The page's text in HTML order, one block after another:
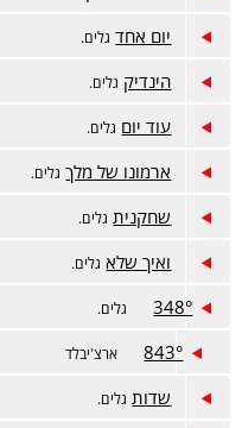
יום אחד גלים.
הינדיק גלים.
עוד יום גלים.
ארמונו של מלך גלים.
שחקנית גלים.
ואיך שלא גלים.
348° גלים.
843° ארצ'יבלד
שדות גלים.